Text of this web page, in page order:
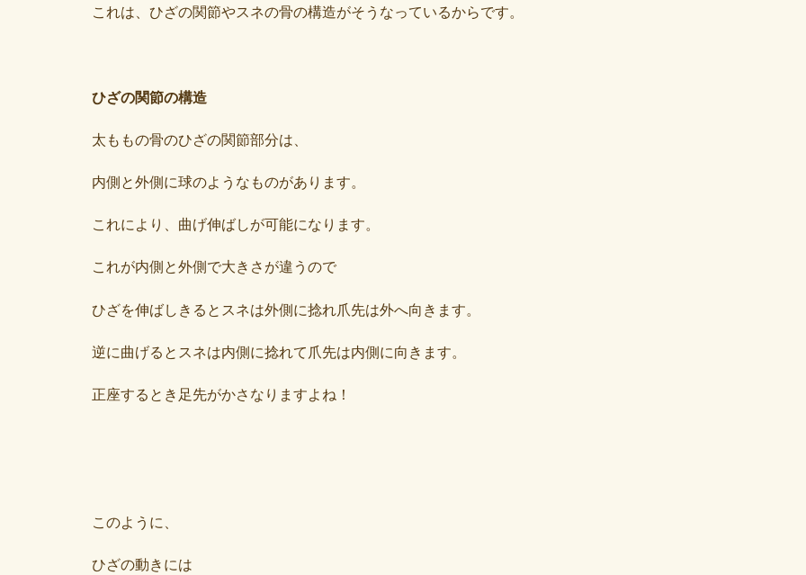
これは、ひざの関節やスネの骨の構造がそうなっているからです。
ひざの関節の構造
太ももの骨のひざの関節部分は、
内側と外側に球のようなものがあります。
これにより、曲げ伸ばしが可能になります。
これが内側と外側で大きさが違うので
ひざを伸ばしきるとスネは外側に捻れ爪先は外へ向きます。
逆に曲げるとスネは内側に捻れて爪先は内側に向きます。
正座するとき足先がかさなりますよね！
このように、
ひざの動きには